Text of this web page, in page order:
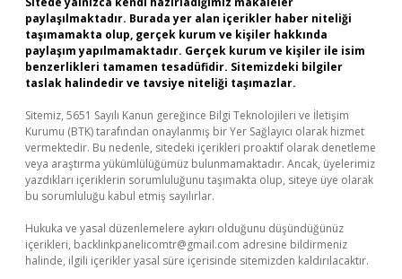
paylaşılmaktadır. Burada yer alan içerikler haber niteliği
taşımamakta olup, gerçek kurum ve kişiler hakkında
paylaşım yapılmamaktadır. Gerçek kurum ve kişiler ile isim
benzerlikleri tamamen tesadüfidir. Sitemizdeki bilgiler
taslak halindedir ve tavsiye niteliği taşımazlar.
Sitemiz, 5651 Sayılı Kanun gereğince Bilgi Teknolojileri ve İletişim
Kurumu (BTK) tarafından onaylanmış bir Yer Sağlayıcı olarak hizmet
vermektedir. Bu nedenle, sitedeki içerikleri proaktif olarak denetleme
veya araştırma yükümlülüğümüz bulunmamaktadır. Ancak, üyelerimiz
yazdıkları içeriklerin sorumluluğunu taşımakta olup, siteye üye olarak
bu sorumluluğu kabul etmiş sayılırlar.
Hukuka ve yasal düzenlemelere aykırı olduğunu düşündüğünüz
içerikleri, backlinkpanelicomtr@gmail.com adresine bildirmeniz
halinde, ilgili içerikler yasal süre içerisinde sitemizden kaldırılacaktır.